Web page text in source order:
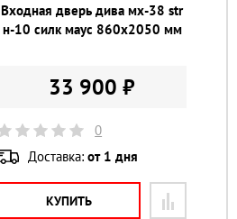
Входная дверь дива мх-38 str
н-10 силк маус 860х2050 мм
33 900 ₽
0
Доставка:от 1 дня
КУПИТЬ